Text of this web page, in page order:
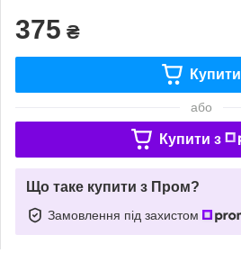
375 ₴
Купити
або
Купити з
Що таке купити з Пром?
Замовлення під захистом